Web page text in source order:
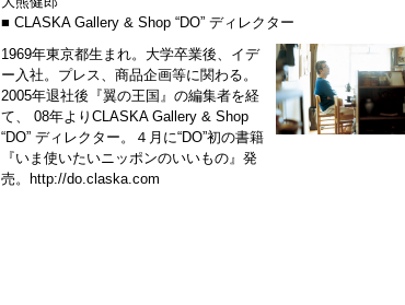
■ CLASKA Gallery & Shop “DO” ディレクター
1969年東京都生まれ。大学卒業後、イデ
ー入社。プレス、商品企画等に関わる。
2005年退社後『翼の王国』の編集者を経
て、 08年よりCLASKA Gallery & Shop
“DO” ディレクター。４月に“DO”初の書籍
『いま使いたいニッポンのいいもの』発
売。
http://do.claska.com